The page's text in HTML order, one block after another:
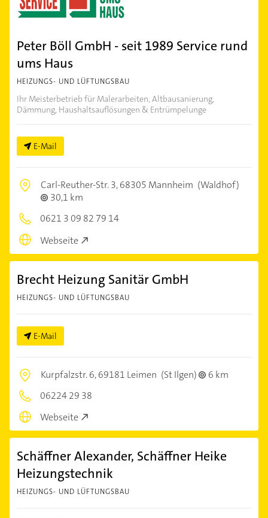
Peter Böll GmbH - seit 1989 Service rund
ums Haus
HEIZUNGS- UND LÜFTUNGSBAU
Ihr Meisterbetrieb für Malerarbeiten, Altbausanierung,
Dämmung, Haushaltsauflösungen & Entrümpelunge
E-Mail
Carl-Reuther-Str. 3,68305 Mannheim (Waldhof)
30,1 km
0621 3 09 82 79 14
Webseite
Brecht Heizung Sanitär GmbH
HEIZUNGS- UND LÜFTUNGSBAU
E-Mail
Kurpfalzstr. 6,69181 Leimen (St Ilgen)
6 km
06224 29 38
Webseite
Schäffner Alexander, Schäffner Heike
Heizungstechnik
HEIZUNGS- UND LÜFTUNGSBAU